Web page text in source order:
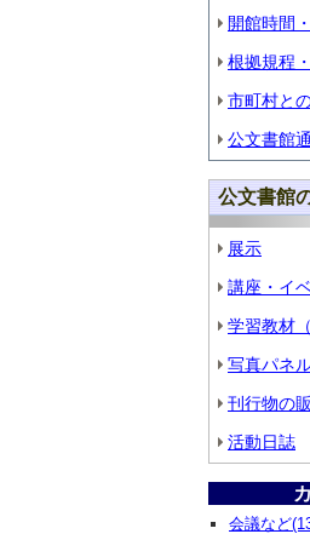
開館時間
根拠規程
市町村と
公文書館
公文書館
展示
講座・イ
学習教材
写真パネ
刊行物の
活動日誌
会議など